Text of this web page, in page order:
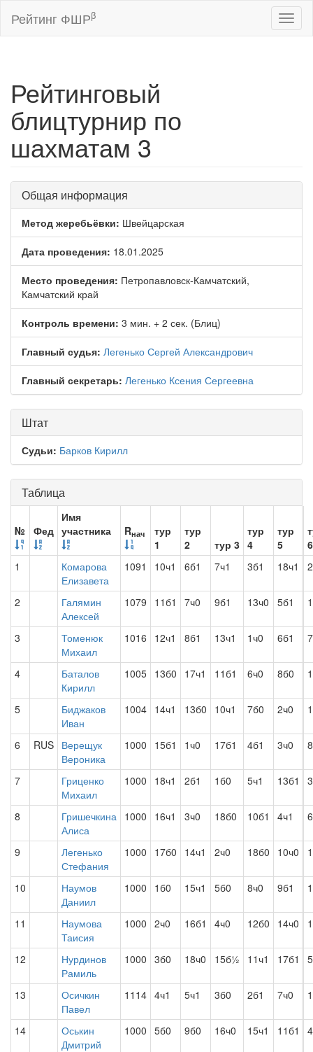
Рейтинг ФШРβ
Рейтинговый
блицтурнир по
шахматам 3
Общая информация
Метод жеребьёвки: Швейцарская
Дата проведения: 18.01.2025
Место проведения: Петропавловск-Камчатский,
Камчатский край
Контроль времени: 3 мин. + 2 сек. (Блиц)
Главный судья: Легенько Сергей Александрович
Главный секретарь: Легенько Ксения Сергеевна
Штат
Судьи: Барков Кирилл
Таблица
№ Фед
Имя
участника
Rнач
тур
1
тур
2
тур 3
тур
4
тур
5
6
1
Комарова
Елизавета
1091 10ч1 6б1 7ч1 3б1 18ч1
2
Галямин
Алексей
1079 11б1 7ч0 9б1 13ч0 5б1
3
Томенюк
Михаил
1016 12ч1 8б1 13ч1 1ч0 6б1
4
Баталов
Кирилл
1005 13б0 17ч1 11б1 6ч0 8б0
5
Биджаков
Иван
1004 14ч1 13б0 10ч1 7б0 2ч0
6 RUS Верещук
Вероника
1000 15б1 1ч0 17б1 4б1 3ч0
7
Гриценко
Михаил
1000 18ч1 2б1 1б0 5ч1 13б1
8
Гришечкина
Алиса
1000 16ч1 3ч0 18б0 10б1 4ч1
9
Легенько
Стефания
1000 17б0 14ч1 2ч0 18б0 10ч0
10
Наумов
Даниил
1000 1б0 15ч1 5б0 8ч0 9б1
11
Наумова
Таисия
1000 2ч0 16б1 4ч0 12б0 14ч0
12
Нурдинов
Рамиль
1000 3б0 18ч0 15б½ 11ч1 17б1
13
Осичкин
Павел
1114 4ч1 5ч1 3б0 2б1 7ч0
14
Оськин
Дмитрий
1000 5б0 9б0 16ч0 15ч1 11б1